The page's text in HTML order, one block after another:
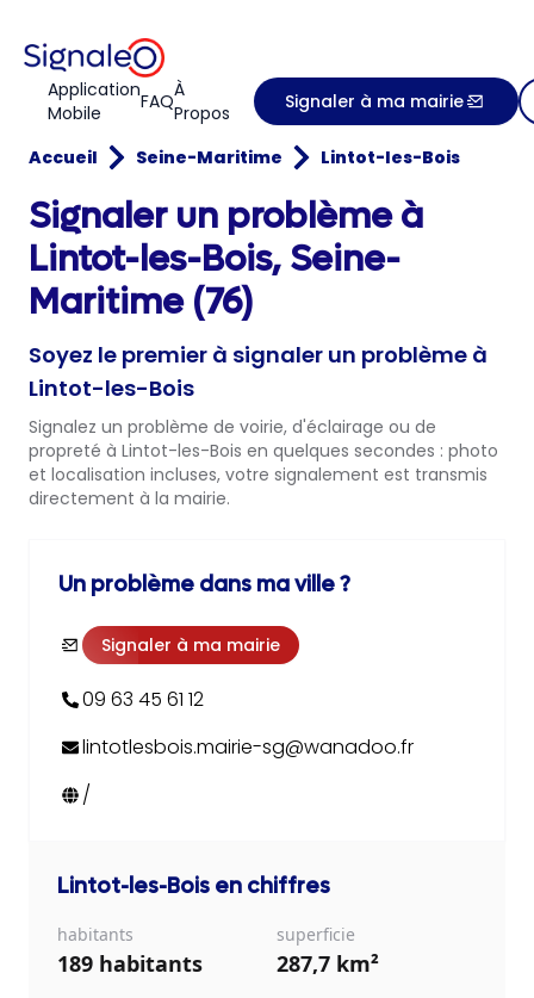
Application
Mobile
FAQÀ
Propos
Signaler à ma mairie
Accueil Seine-Maritime Lintot-les-Bois
Signaler un problème à
Lintot-les-Bois, Seine-
Maritime (76)
Soyez le premier à signaler un problème à
Lintot-les-Bois
Signalez un problème de voirie, d'éclairage ou de
propreté à Lintot-les-Bois en quelques secondes : photo
et localisation incluses, votre signalement est transmis
directement à la mairie.
Un problème dans ma ville ?
Signaler à ma mairie
09 63 45 61 12
lintotlesbois.mairie-sg@wanadoo.fr
/
Lintot-les-Bois en chiffres
habitants
189 habitants
superficie
287,7 km²